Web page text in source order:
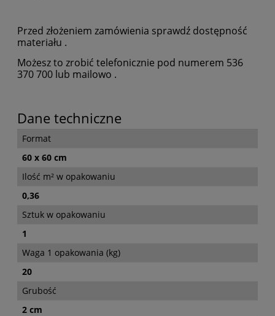
Przed złożeniem zamówienia sprawdź dostępność
materiału .
Możesz to zrobić telefonicznie pod numerem 536
370 700 lub mailowo .
Dane techniczne
Format
60 x 60 cm
Ilość m² w opakowaniu
0,36
Sztuk w opakowaniu
1
Waga 1 opakowania (kg)
20
Grubość
2 cm